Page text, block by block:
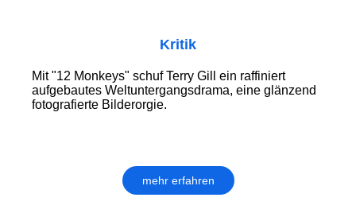
Kritik
Mit "12 Monkeys" schuf Terry Gill ein raffiniert
aufgebautes Weltuntergangsdrama, eine glänzend
fotografierte Bilderorgie.
mehr erfahren